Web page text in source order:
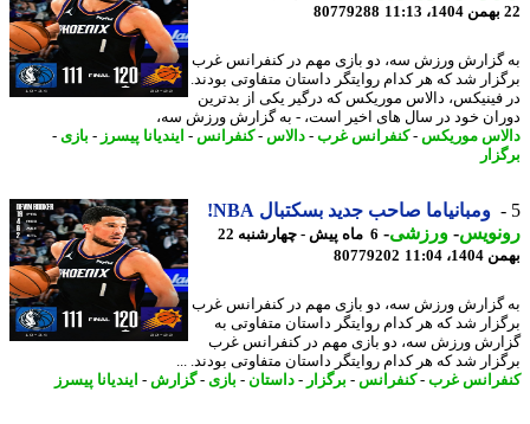
80779288
ورزش سه، دو بازی مهم در کنفرانس غرب
شد که هر کدام روایتگر داستان متفاوتی بودند.
دالاس موریکس که درگیر یکی از بدترین
خود در سال های اخیر است، - به گزارش ورزش سه،
موریکس-کنفرانس غرب- دالاس -کنفرانس -ایندیانا پیسرز-بازی -
ومبانیاما صاحب جدید بسکتبال NBA!
-ورزشی-
6 ماه پیش - چهارشنبه 22
11:04
80779202
ورزش سه، دو بازی مهم در کنفرانس غرب
شد که هر کدام روایتگر داستان متفاوتی به
ورزش سه، دو بازی مهم در کنفرانس غرب
شد که هر کدام روایتگر داستان متفاوتی بودند. ...
غرب- کنفرانس -برگزار - داستان-بازی - گزارش -ایندیانا پیسرز